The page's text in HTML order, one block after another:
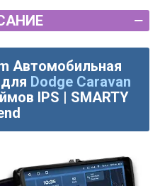
Автомобильная
Dodge Caravan
IPS | SMARTY